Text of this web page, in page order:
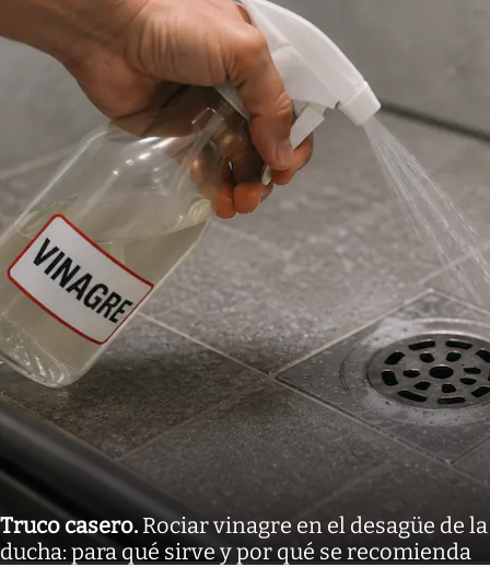
Truco casero. Rociar vinagre en el desagüe de la
ducha: para qué sirve y por qué se recomienda